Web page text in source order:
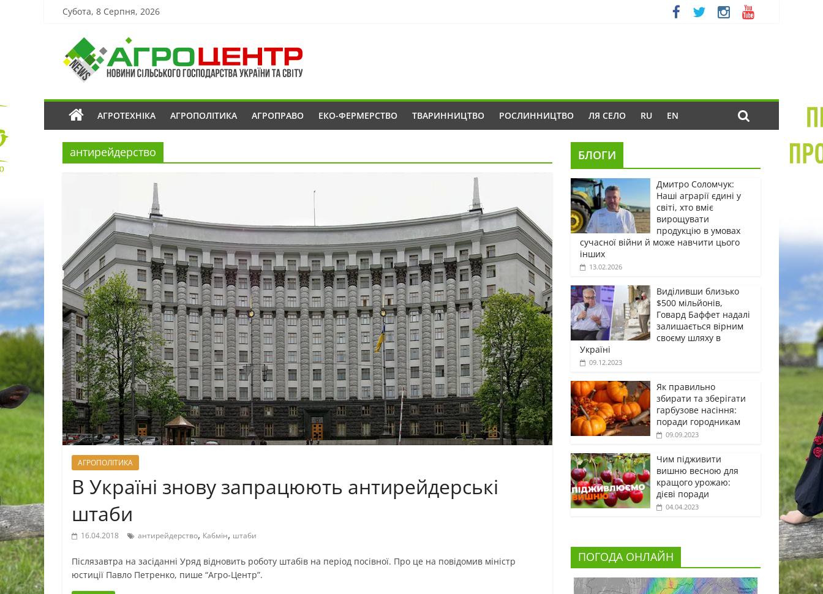
Субота, 8 Серпня, 2026
АГРОТЕХНІКА АГРОПОЛІТИКА АГРОПРАВО ЕКО-ФЕРМЕРСТВО ТВАРИННИЦТВО РОСЛИННИЦТВО ЛЯ СЕЛО RU EN
антирейдерство
АГРОПОЛІТИКА
В Україні знову запрацюють антирейдерські
штаби
16.04.2018 антирейдерство, Кабмін, штаби
Післязавтра на засіданні Уряд відновить роботу штабів на період посівної. Про це на повідомив міністр
юстиції Павло Петренко, пише “Агро-Центр”.
БЛОГИ
Дмитро Соломчук:
Наші аграрії єдині у
світі, хто вміє
вирощувати
продукцію в умовах
сучасної війни й може навчити цього
інших
13.02.2026
Виділивши близько
$500 мільйонів,
Говард Баффет надалі
залишається вірним
своєму шляху в
Україні
09.12.2023
Як правильно
збирати та зберігати
гарбузове насіння:
поради городникам
09.09.2023
Чим підживити
вишню весною для
кращого урожаю:
дієві поради
04.04.2023
ПОГОДА ОНЛАЙН